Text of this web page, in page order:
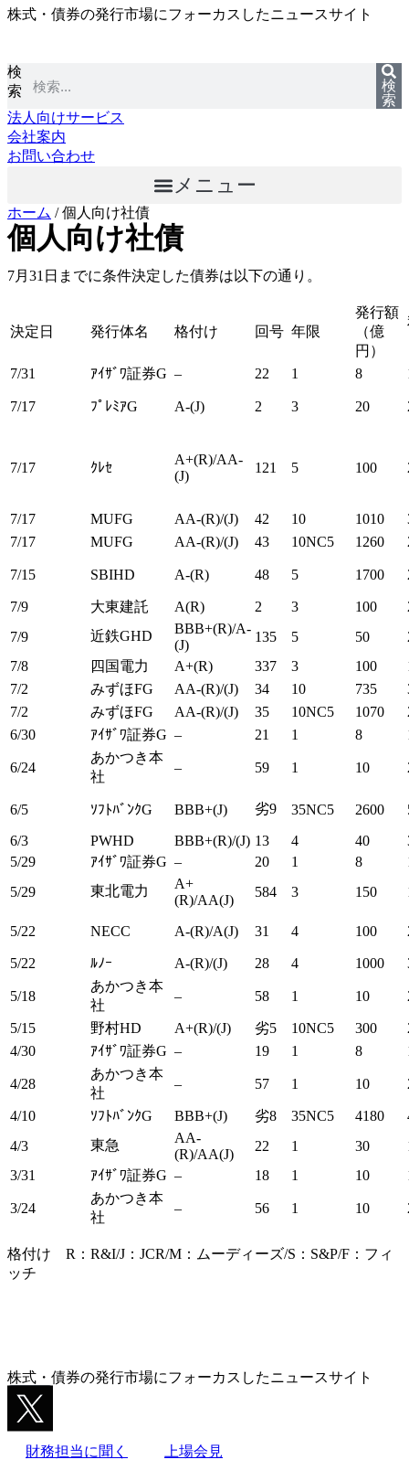
コ
ン
ツ
に
ス
キ
ッ
株式・債券の発行市場にフォーカスしたニュースサイト
検
索
検
索
法人向けサービス
会社案内
お問い合わせ
メニュー
ホーム /個人向け社債
個人向け社債
7月31日までに条件決定した債券は以下の通り。
決定日 発行体名 格付け 回号 年限
発行額
（億
円）
7/31 ｱｲｻﾞﾜ証券G – 22 1 8
7/17 ﾌﾟﾚﾐｱG A-(J) 2 3 20
7/17 ｸﾚｾ
A+(R)/AA-
(J)
121 5 100
7/17 MUFG AA-(R)/(J) 42 10 1010
7/17
MUFG AA-(R)/(J) 43 10NC5 1260
7/15 SBIHD A-(R) 48 5 1700
7/9 大東建託 A(R) 2 3 100
7/9
近鉄GHD
BBB+(R)/A-
(J)
135 5 50
7/8
四国電力 A+(R) 337 3 100
7/2
みずほFG AA-(R)/(J) 34 10 735
7/2
みずほFG AA-(R)/(J) 35 10NC5 1070
6/30
ｱｲｻﾞﾜ証券G – 21 1 8
6/24
あかつき本
社
– 59 1 10
6/5 ｿﾌﾄﾊﾞﾝｸG BBB+(J) 劣9 35NC5 2600
6/3
PWHD BBB+(R)/(J) 13 4 40
5/29
ｱｲｻﾞﾜ証券G – 20 1 8
5/29
東北電力
A+
(R)/AA(J)
584 3 150
5/22 NECC A-(R)/A(J) 31 4 100
5/22 ﾙﾉｰ A-(R)/(J) 28 4 1000
5/18
あかつき本
社
– 58 1 10
5/15 野村HD A+(R)/(J) 劣5 10NC5 300
4/30
ｱｲｻﾞﾜ証券G – 19 1 8
4/28
あかつき本
社
– 57 1 10
4/10 ｿﾌﾄﾊﾞﾝｸG BBB+(J) 劣8 35NC5 4180
4/3
東急
AA-
(R)/AA(J)
22 1 30
3/31
ｱｲｻﾞﾜ証券G – 18 1 10
3/24
あかつき本
社
– 56 1 10
格付け R：R&I/J：JCR/M：ムーディーズ/S：S&P/F：フィ
ッチ
株式・債券の発行市場にフォーカスしたニュースサイト
財務担当に聞く 上場会見